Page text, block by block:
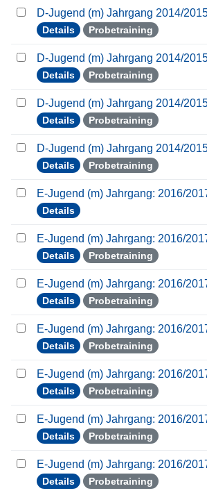
D-Jugend (m) Jahrgang 2014/
Details Probetraining
D-Jugend (m) Jahrgang 2014/
Details Probetraining
D-Jugend (m) Jahrgang 2014/
Details Probetraining
D-Jugend (m) Jahrgang 2014/
Details Probetraining
E-Jugend (m) Jahrgang: 2016/
Details
E-Jugend (m) Jahrgang: 2016/
Details Probetraining
E-Jugend (m) Jahrgang: 2016/
Details Probetraining
E-Jugend (m) Jahrgang: 2016/
Details Probetraining
E-Jugend (m) Jahrgang: 2016/
Details Probetraining
E-Jugend (m) Jahrgang: 2016/
Details Probetraining
E-Jugend (m) Jahrgang: 2016/
Details Probetraining